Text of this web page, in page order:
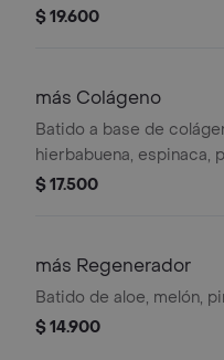
$ 19.600
más Colágeno
Batido a base de
hierbabuena, espinaca,
miel.
$ 17.500
más Regenerador
Batido de aloe, melón,
$ 14.900